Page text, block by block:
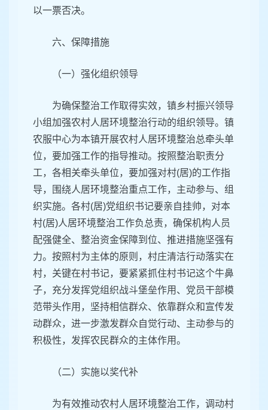
以一票否决。
六、保障措施
（一）强化组织领导
为确保整治工作取得实效，镇乡村振兴领导
小组加强农村人居环境整治行动的组织领导。镇
农服中心为本镇开展农村人居环境整治总牵头单
位，要加强工作的指导推动。按照整治职责分
工，各相关牵头单位，要加强对村(居)的工作指
导，围绕人居环境整治重点工作，主动参与、组
织实施。各村(居)党组织书记要亲自挂帅，对本
村(居)人居环境整治工作负总责，确保机构人员
配强健全、整治资金保障到位、推进措施坚强有
力。按照村为主体的原则，村庄清洁行动落实在
村，关键在村书记，要紧紧抓住村书记这个牛鼻
子，充分发挥党组织战斗堡垒作用、党员干部模
范带头作用，坚持相信群众、依靠群众和宣传发
动群众，进一步激发群众自觉行动、主动参与的
积极性，发挥农民群众的主体作用。
（二）实施以奖代补
为有效推动农村人居环境整治工作，调动村